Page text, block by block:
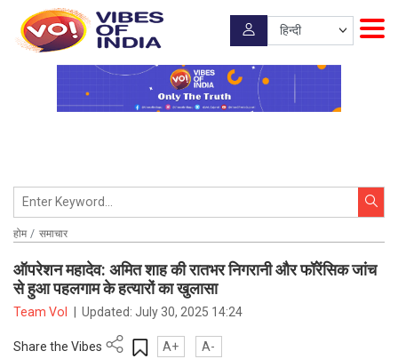
होम समाचार
ऑपरेशन महादेव: अमित शाह की रातभर निगरानी और फॉरेंसिक जांच
से हुआ पहलगाम के हत्यारों का खुलासा
Team VoI Updated:July 30, 2025 14:24
Share the Vibes A+ A-